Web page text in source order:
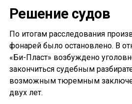
Решение судов
По итогам расследования
фонарей было остановлено. В
«Би-Пласт» возбуждено
закончиться судебным
возможным тюремным
двух лет.